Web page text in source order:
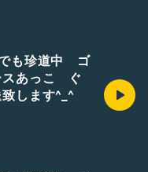
も珍道中 ゴ
スあっこ ぐ
します^_^